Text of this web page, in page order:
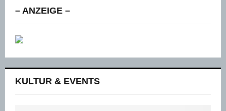
– ANZEIGE –
KULTUR & EVENTS